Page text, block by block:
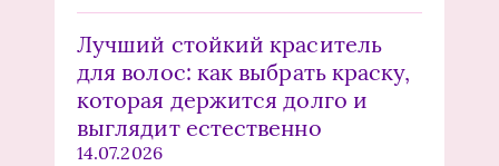
Лучший стойкий краситель
для волос: как выбрать краску,
которая держится долго и
выглядит естественно
14.07.2026